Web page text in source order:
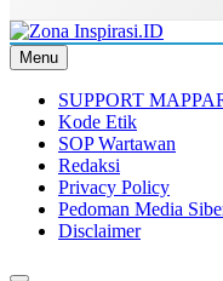
Zona Inspirasi.ID
Bersama Membangun
Menu
SUPPORT
Kode Etik
SOP Wartawan
Redaksi
Privacy Policy
Pedoman Media
Disclaimer